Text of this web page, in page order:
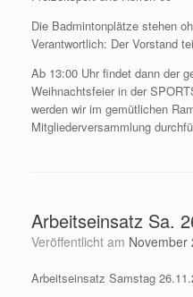
Die Badmintonplätze stehen
Verantwortlich: Der Vorstand
Ab 13:00 Uhr findet dann der
Weihnachtsfeier in der
werden wir im gemütlichen
Mitgliederversammlung
Arbeitseinsatz Sa.
Veröffentlicht am November
Arbeitseinsatz Samstag